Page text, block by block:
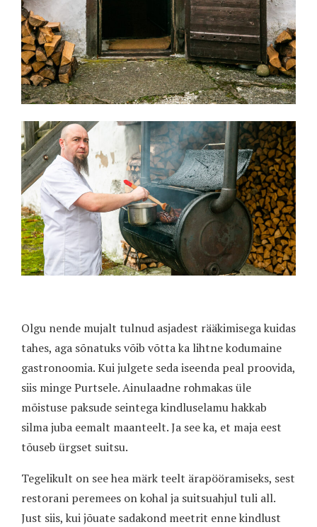
Olgu nende mujalt tulnud asjadest rääkimisega kuidas
tahes, aga sõnatuks võib võtta ka lihtne kodumaine
gastronoomia. Kui julgete seda iseenda peal proovida,
siis minge Purtsele. Ainulaadne rohmakas üle
mõistuse paksude seintega kindluselamu hakkab
silma juba eemalt maanteelt. Ja see ka, et maja eest
tõuseb ürgset suitsu.
Tegelikult on see hea märk teelt ärapööramiseks, sest
restorani peremees on kohal ja suitsuahjul tuli all.
Just siis, kui jõuate sadakond meetrit enne kindlust